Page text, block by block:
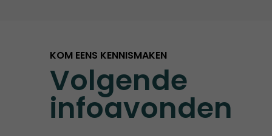
KOM EENS KENNISMAKEN
Volgende
infoavonden